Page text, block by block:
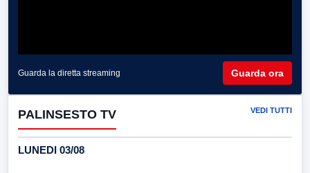
Guarda la diretta streaming Guarda ora
PALINSESTO TV VEDI TUTTI
LUNEDI 03/08